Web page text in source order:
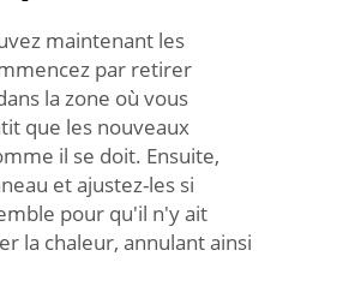
maintenant les
par retirer
la zone où vous
que les nouveaux
il se doit. Ensuite,
et ajustez-les si
pour qu'il n'y ait
la chaleur, annulant ainsi